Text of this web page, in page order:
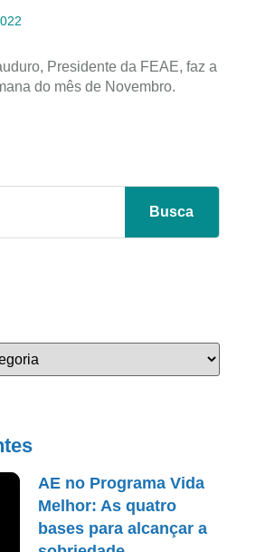
Presidente da FEAE, faz a
do mês de Novembro.
Busca
AE no Programa Vida
Melhor: As quatro
bases para alcançar a